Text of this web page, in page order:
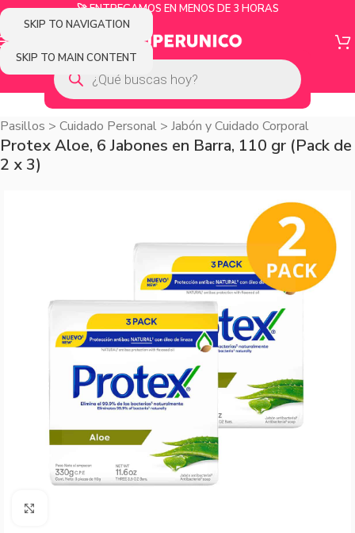
SKIP TO NAVIGATION
SKIP TO MAIN CONTENT
🚀 ENTREGAMOS EN MENOS DE 3 HORAS
Pasillos > Cuidado Personal > Jabón y Cuidado Corporal
Protex Aloe, 6 Jabones en Barra, 110 gr (Pack de
2 x 3)